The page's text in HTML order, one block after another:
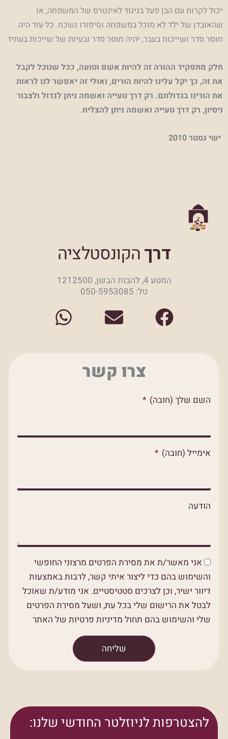
יכול לקרות עם הבן פעל בניגוד לאינטרס של המשפחה, או
שהאובדן של ילד לא מוכל במשפחה וסיפורו נשכח. כל עוד היה
חוסר סדר ושייכות בעבר, יהיה חוסר סדר ובעיות של שייכות בעתיד.
חלק מתפקיד ההורה זה להיות אשם וטועה, ככל שנוכל לקבל
את זה, כך יקל עלינו להיות הורים, ואולי זה יאפשר לנו לראות
את הורינו בגדולתם. רק דרך טעייה ואשמה ניתן לגדול ולצבור
ניסיון, רק דרך טעייה ואשמה ניתן להצליח.
ישי גסטר 2010
דרךהקונסטלציה
המטע 4, להבות הבשן, 1212500
טל: 050-5953085
F
a
o
k
E
n
l
e
W
h
p
צרו קשר
השם שלך (חובה)
אימייל (חובה)
הודעה
אני מאשר/ת את מסירת הפרטים מרצוני החופשי
והשימוש בהם כדי ליצור איתי קשר, לרבות באמצעות
דיוור ישיר, וכן לצרכים סטטיסטיים. אני מודע/ת שאוכל
לבטל את הרישום שלי בכל עת, ושעל מסירת הפרטים
שלי והשימוש בהם תחול מדיניות פרטיות של האתר
שליחה
להצטרפות לניוזלטר החודשי שלנו: